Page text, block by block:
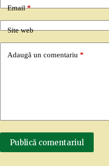
Email*
Site web
Adaugă un comentariu *
Publică comentariul